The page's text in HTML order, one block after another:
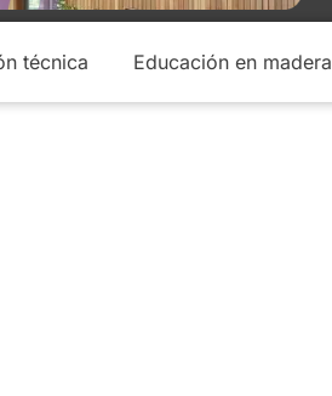
técnica Educación en madera